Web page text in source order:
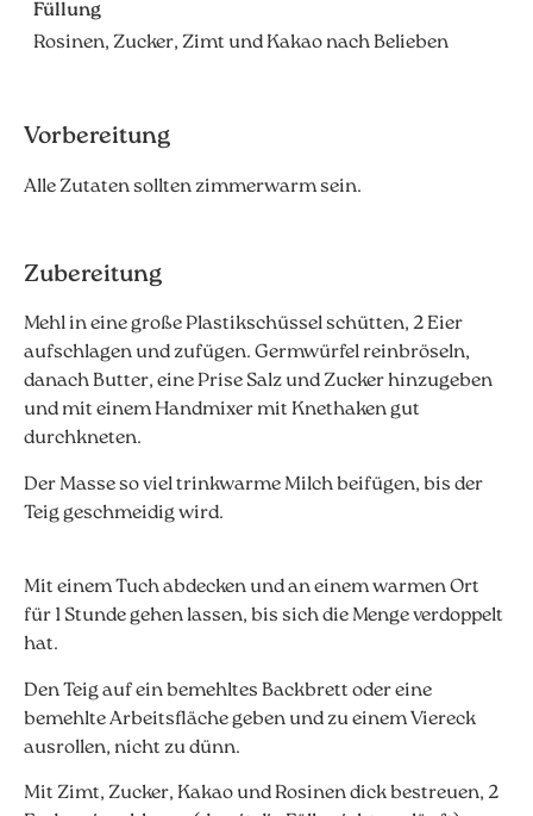
Füllung
Rosinen, Zucker, Zimt und Kakao nach Belieben
Vorbereitung
Alle Zutaten sollten zimmerwarm sein.
Zubereitung
Mehl in eine große Plastikschüssel schütten, 2 Eier
aufschlagen und zufügen. Germwürfel reinbröseln,
danach Butter, eine Prise Salz und Zucker hinzugeben
und mit einem Handmixer mit Knethaken gut
durchkneten.
Der Masse so viel trinkwarme Milch beifügen, bis der
Teig geschmeidig wird.
Mit einem Tuch abdecken und an einem warmen Ort
für 1 Stunde gehen lassen, bis sich die Menge verdoppelt
hat.
Den Teig auf ein bemehltes Backbrett oder eine
bemehlte Arbeitsfläche geben und zu einem Viereck
ausrollen, nicht zu dünn.
Mit Zimt, Zucker, Kakao und Rosinen dick bestreuen, 2